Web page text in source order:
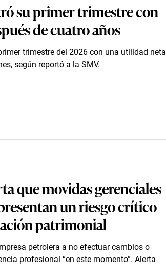
su primer trimestre con
de cuatro años
trimestre del 2026 con una utilidad neta
según reportó a la SMV.
que movidas gerenciales
un riesgo crítico
patrimonial
petrolera a no efectuar cambios o
profesional “en este momento”. Alerta